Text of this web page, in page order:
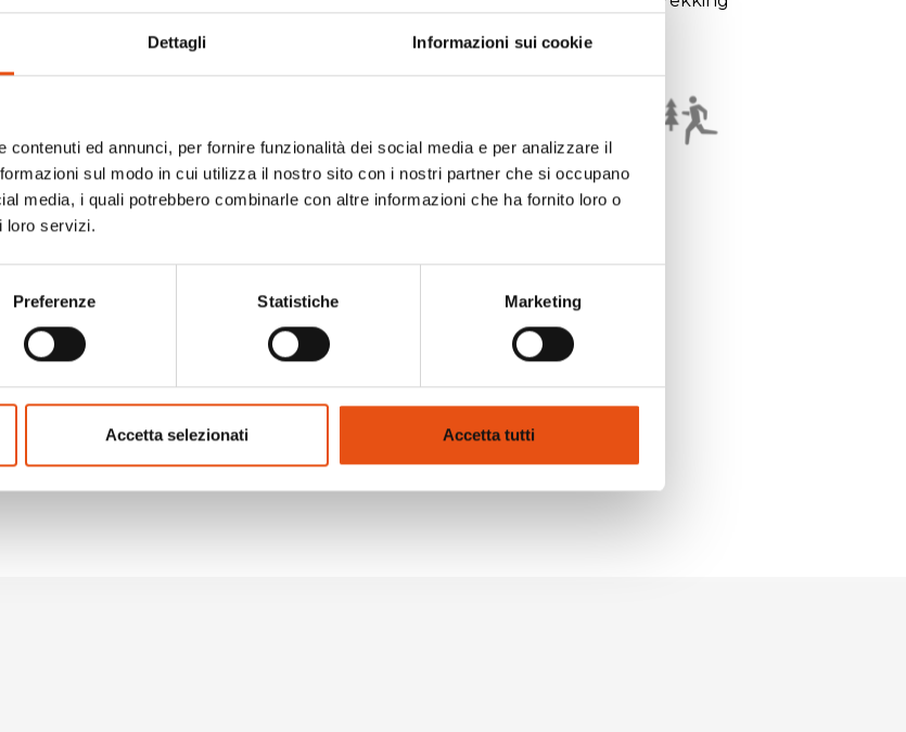
Dettagli Informazioni sui cookie
ed annunci, per fornire funzionalità dei social media e per analizzare il
sul modo in cui utilizza il nostro sito con i nostri partner che si occupano
media, i quali potrebbero combinarle con altre informazioni che ha fornito loro o
loro servizi.
Preferenze Statistiche Marketing
Accetta selezionati Accetta tutti
lo zaino
"Hollow
di
| Frontale
Asole
|